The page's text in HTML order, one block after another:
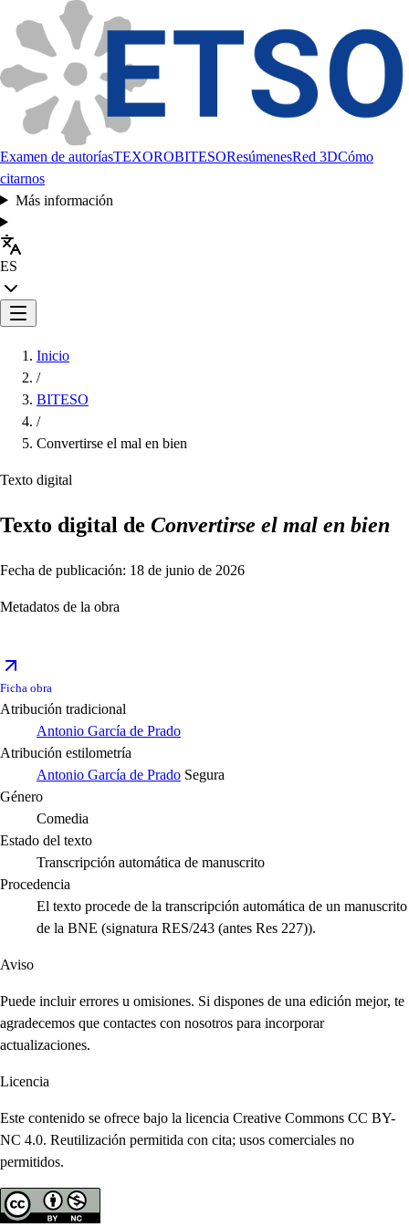
Examen de autoríasTEXOROBITESOResúmenesRed 3DCómo
citarnos
Más información
ES
Inicio
/
BITESO
/
Convertirse el mal en bien
Texto digital
Texto digital de Convertirse el mal en bien
Fecha de publicación: 18 de junio de 2026
Metadatos de la obra
Ficha obra
Atribución tradicional
Antonio García de Prado
Atribución estilometría
Antonio García de Prado Segura
Género
Comedia
Estado del texto
Transcripción automática de manuscrito
Procedencia
El texto procede de la transcripción automática de un manuscrito
de la BNE (signatura RES/243 (antes Res 227)).
Aviso
Puede incluir errores u omisiones. Si dispones de una edición mejor, te
agradecemos que contactes con nosotros para incorporar
actualizaciones.
Licencia
Este contenido se ofrece bajo la licencia Creative Commons CC BY-
NC 4.0. Reutilización permitida con cita; usos comerciales no
permitidos.